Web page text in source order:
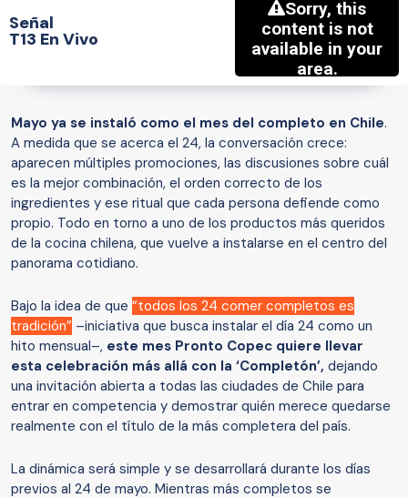
Señal
T13 En Vivo
Mayo ya se instaló como el mes del completo en Chile.
A medida que se acerca el 24, la conversación crece:
aparecen múltiples promociones, las discusiones sobre cuál
es la mejor combinación, el orden correcto de los
ingredientes y ese ritual que cada persona defiende como
propio. Todo en torno a uno de los productos más queridos
de la cocina chilena, que vuelve a instalarse en el centro del
panorama cotidiano.
Bajo la idea de que “todos los 24 comer completos es
tradición” –iniciativa que busca instalar el día 24 como un
hito mensual–, este mes Pronto Copec quiere llevar
esta celebración más allá con la ‘Completón’, dejando
una invitación abierta a todas las ciudades de Chile para
entrar en competencia y demostrar quién merece quedarse
realmente con el título de la más completera del país.
La dinámica será simple y se desarrollará durante los días
previos al 24 de mayo. Mientras más completos se